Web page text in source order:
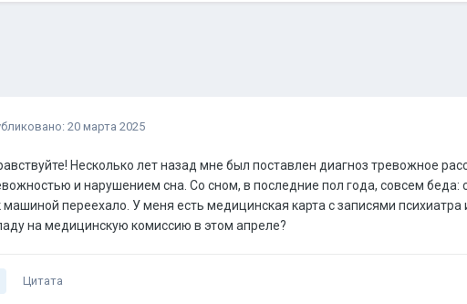
20 марта 2025
Несколько лет назад мне был поставлен диагноз тревожное
и нарушением сна. Со сном, в последние пол года, совсем
машиной переехало. У меня есть медицинская карта с записями
на медицинскую комиссию в этом апреле?
Цитата